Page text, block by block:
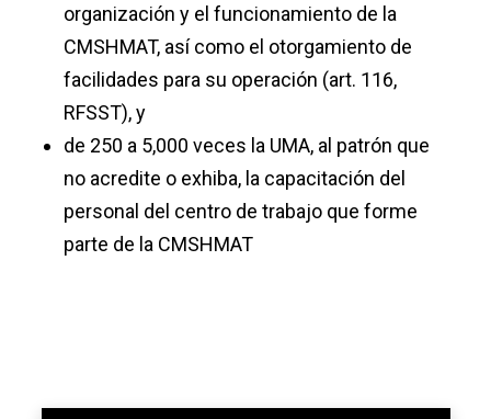
organización y el funcionamiento de la
CMSHMAT, así como el otorgamiento de
facilidades para su operación (art. 116,
RFSST), y
de 250 a 5,000 veces la UMA, al patrón que
no acredite o exhiba, la capacitación del
personal del centro de trabajo que forme
parte de la CMSHMAT